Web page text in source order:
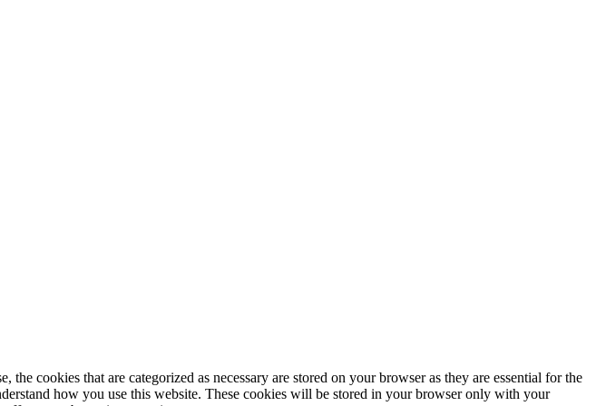
cookies that are categorized as necessary are stored on your browser as they are essential for the
how you use this website. These cookies will be stored in your browser only with your